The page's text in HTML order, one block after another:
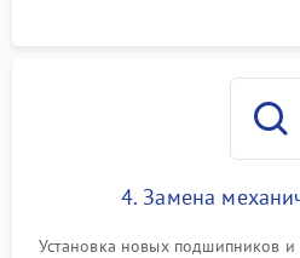
4. Замена
Установка новых подшипников